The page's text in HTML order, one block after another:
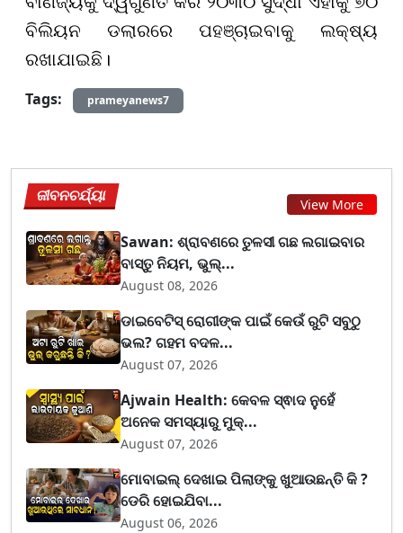
ବିଲିୟନ ଡଲାରରେ ପହଞ୍ଚାଇବାକୁ ଲକ୍ଷ୍ୟ
ରଖାଯାଇଛି।
Tags:
prameyanews7
ଜୀବନଚର୍ଯ୍ୟା View More
Sawan: ଶ୍ରାବଣରେ ତୁଳସୀ ଗଛ ଲଗାଇବାର
ବାସ୍ତୁ ନିୟମ, ଭୁଲ୍...
August 08, 2026
ଡାଇବେଟିସ୍ ରୋଗୀଙ୍କ ପାଇଁ କେଉଁ ରୁଟି ସବୁଠୁ
ଭଲ? ଗହମ ବଦଳ...
August 07, 2026
Ajwain Health: କେବଳ ସ୍ଵାଦ ନୁହେଁ
ଅନେକ ସମସ୍ୟାରୁ ମୁକ୍...
August 07, 2026
ମୋବାଇଲ୍ ଦେଖାଇ ପିଲାଙ୍କୁ ଖୁଆଉଛନ୍ତି କି ?
ଡେରି ହୋଇଯିବା...
August 06, 2026